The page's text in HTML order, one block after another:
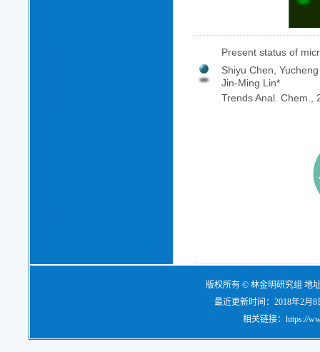
Present status of
Shiyu Chen,
Jin-Ming Lin*
Trends Anal.
版权所有 © 林金明研究组 地
最近更新时间：2018年2月8
相关链接：https://